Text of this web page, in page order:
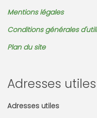
Mentions légales
Conditions générales
Plan du site
Adresses utiles
Adresses utiles